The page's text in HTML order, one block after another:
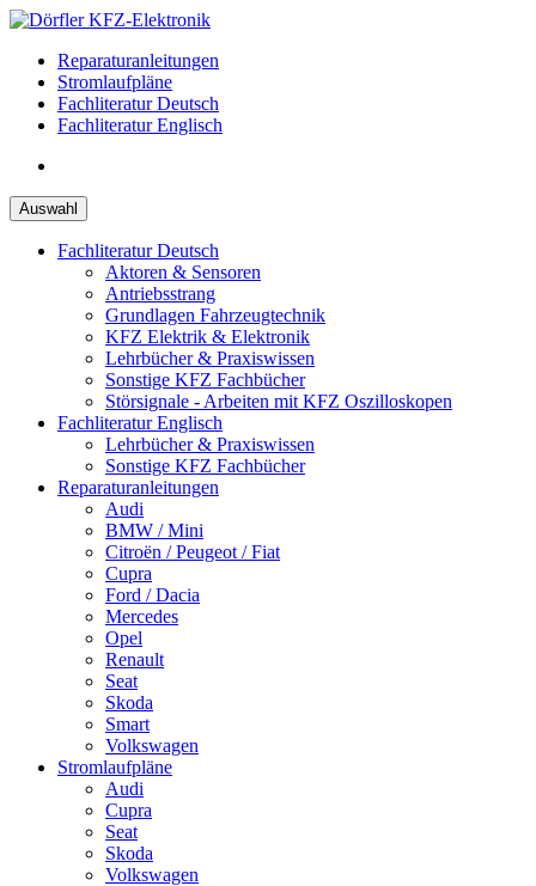
Zum
springenReparaturanleitungen
Stromlaufpläne
Fachliteratur Deutsch
Fachliteratur Englisch
Auswahl
Fachliteratur Deutsch
Aktoren & Sensoren
Antriebsstrang
Grundlagen Fahrzeugtechnik
KFZ Elektrik & Elektronik
Lehrbücher & Praxiswissen
Sonstige KFZ Fachbücher
Störsignale - Arbeiten mit KFZ Oszilloskopen
Fachliteratur Englisch
Lehrbücher & Praxiswissen
Sonstige KFZ Fachbücher
Reparaturanleitungen
Audi
BMW / Mini
Citroën / Peugeot / Fiat
Cupra
Ford / Dacia
Mercedes
Opel
Renault
Seat
Skoda
Smart
Volkswagen
Stromlaufpläne
Audi
Cupra
Seat
Skoda
Volkswagen